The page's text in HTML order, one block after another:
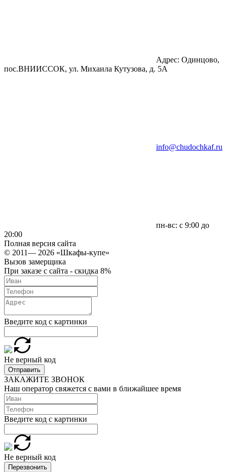
Адрес: Одинцово,
пос.ВНИИССОК, ул. Михаила Кутузова, д. 5А
info@chudochkaf.ru
пн-вс: с 9:00 до
20:00
Полная версия сайта
© 2011— 2026 «Шкафы-купе»
Вызов замерщика
При заказе с сайта - скидка 8%
Введите код с картинки
Не верный код
Отправить
ЗАКАЖИТЕ ЗВОНОК
Наш оператор свяжется с вами в ближайшее время
Введите код с картинки
Не верный код
Перезвонить